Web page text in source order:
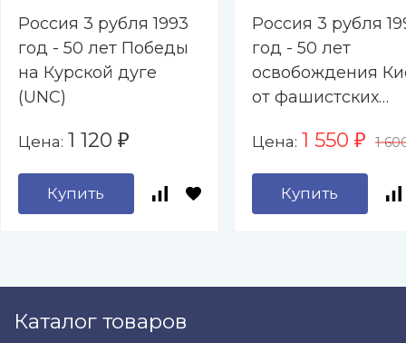
Россия 3 рубля 1993
год - 50 лет Победы
на Курской дуге
(UNC)
Цена: 1 120 ₽
Купить
Россия 3 рубля
год - 50 лет
освобождения
от фашистских
Цена: 1 550 ₽ 1
Купить
Каталог товаров